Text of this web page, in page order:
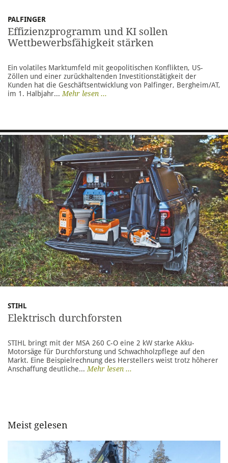
PALFINGER
Effizienzprogramm und KI sollen
Wettbewerbsfähigkeit stärken
Ein volatiles Marktumfeld mit geopolitischen Konflikten, US-
Zöllen und einer zurückhaltenden Investitionstätigkeit der
Kunden hat die Geschäftsentwicklung von Palfinger, Bergheim/AT,
im 1. Halbjahr... Mehr lesen ...
STIHL
Elektrisch durchforsten
STIHL bringt mit der MSA 260 C-O eine 2 kW starke Akku-
Motorsäge für Durchforstung und Schwachholzpflege auf den
Markt. Eine Beispielrechnung des Herstellers weist trotz höherer
Anschaffung deutliche...Mehr lesen ...
Meist gelesen